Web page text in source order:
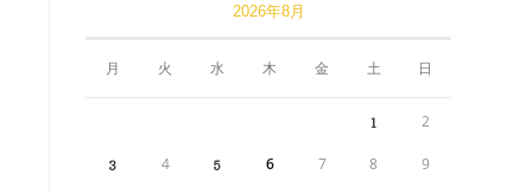
2026年8月
月 火 水 木 金 土 日
1 2
3 4 5 6 7 8 9